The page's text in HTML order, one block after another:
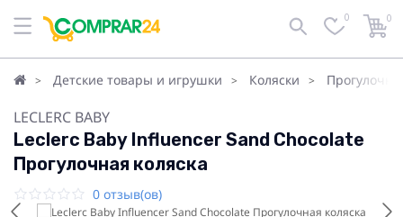
0 0
Детские товары и игрушки Коляски
LECLERC BABY
Leclerc Baby Influencer Sand Chocolate
Прогулочная коляска
0 отзыв(ов)